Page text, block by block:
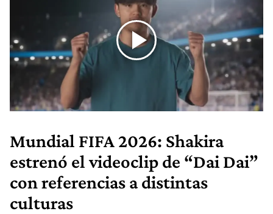
Mundial FIFA 2026: Shakira
estrenó el videoclip de “Dai Dai”
con referencias a distintas
culturas